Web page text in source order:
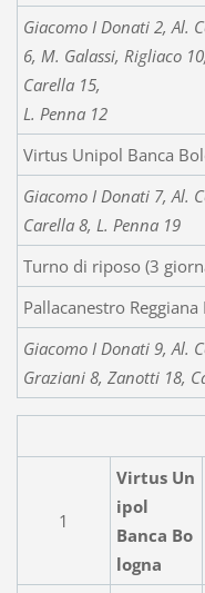
Giacomo I Donati 2, Al.
6, M. Galassi, Rigliaco
Carella 15,
L. Penna 12
Virtus Unipol Banca
Giacomo I Donati 7, Al.
Carella 8, L. Penna 19
Turno di riposo (3
Pallacanestro
Giacomo I Donati 9, Al.
Graziani 8, Zanotti 18,
1
Virtus Un
ipol
Banca Bo
logna